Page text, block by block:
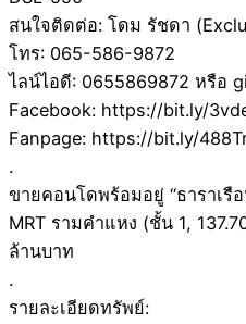
สนใจติดต่อ: โดม รัชดา
โทร: 065-586-9872
ไลน์ไอดี: 0655869872 หรือ
Facebook: https://bit.ly/
Fanpage: https://bit.ly/
.
ขายคอนโดพร้อมอยู่ “ธาราเรื
MRT รามคำแหง (ชั้น 1,
ล้านบาท
.
รายละเอียดทรัพย์: